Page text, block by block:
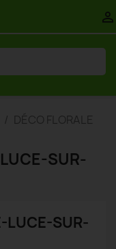

DÉCO FLORALE
SUR-
LUCE-SUR-